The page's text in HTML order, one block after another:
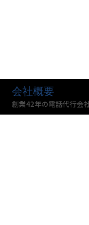
会社概要
創業42年の電話代行会